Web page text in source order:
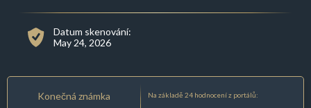
Datum skenování:
May 24, 2026
Konečná známka Na základě 24 hodnocení z portálů: